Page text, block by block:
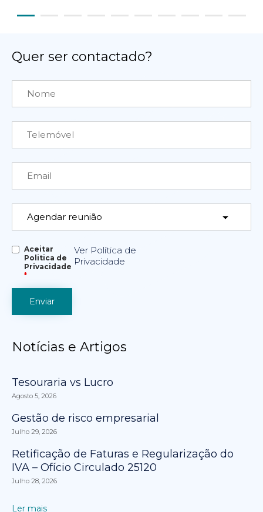
Quer ser contactado?
Aceitar
Politica de
Privacidade
*
Ver Política de
Privacidade
Notícias e Artigos
Tesouraria vs Lucro
Agosto 5, 2026
Gestão de risco empresarial
Julho 29, 2026
Retificação de Faturas e Regularização do
IVA – Ofício Circulado 25120
Julho 28, 2026
Ler mais